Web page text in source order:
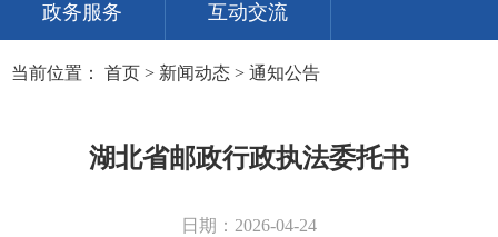
政务服务 互动交流
当前位置： 首页 > 新闻动态 > 通知公告
湖北省邮政行政执法委托书
日期：2026-04-24